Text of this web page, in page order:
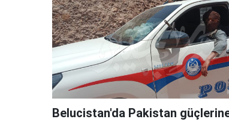
Belucistan'da Pakistan